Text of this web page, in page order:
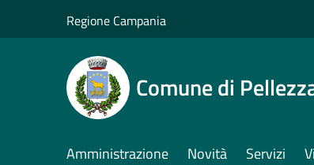
Regione Campania
Comune di
Amministrazione Novità Servizi